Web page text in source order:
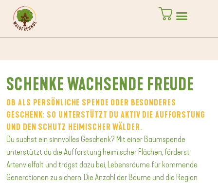
SCHENKE WACHSENDE FREUDE
OB ALS PERSÖNLICHE SPENDE ODER BESONDERES
GESCHENK: SO UNTERSTÜTZT DU AKTIV DIE AUFFORSTUNG
UND DEN SCHUTZ HEIMISCHER WÄLDER.
Du suchst ein sinnvolles Geschenk? Mit einer Baumspende
unterstützt du die Aufforstung heimischer Flächen, förderst
Artenvielfalt und trägst dazu bei, Lebensräume für kommende
Generationen zu sichern. Die Anzahl der Bäume und die Region